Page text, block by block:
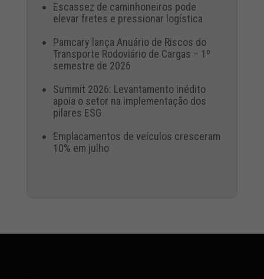
Escassez de caminhoneiros pode
elevar fretes e pressionar logística
Pamcary lança Anuário de Riscos do
Transporte Rodoviário de Cargas – 1º
semestre de 2026
Summit 2026: Levantamento inédito
apoia o setor na implementação dos
pilares ESG
Emplacamentos de veículos cresceram
10% em julho